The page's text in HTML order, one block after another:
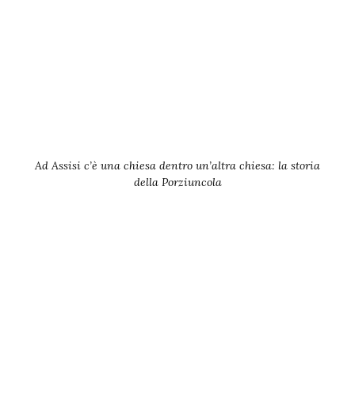
Ad Assisi c’è una chiesa dentro un’altra chiesa: la storia
della Porziuncola